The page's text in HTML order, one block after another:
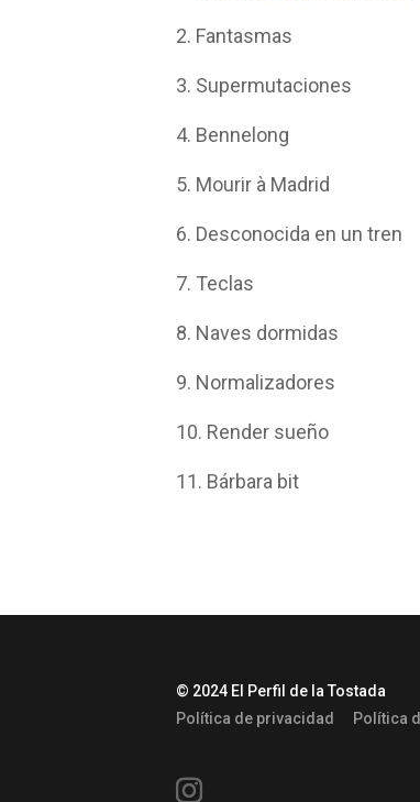
2. Fantasmas
3. Supermutaciones
4. Bennelong
5. Mourir à Madrid
6. Desconocida en un tren
7. Teclas
8. Naves dormidas
9. Normalizadores
10. Render sueño
11. Bárbara bit
© 2024 El Perfil de la Tostada
Política de privacidad
Política